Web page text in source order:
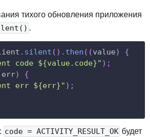
тихого обновления приложения
.
. silent ( ) . then ( (value)
{
code ${value.code}" ) ;
err)
{
err ${err}" ) ;
code = ACTIVITY_RESULT_OK будет